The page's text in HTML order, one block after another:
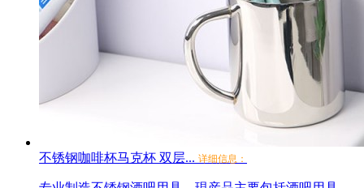
不锈钢咖啡杯马克杯 双层... 详细信息：